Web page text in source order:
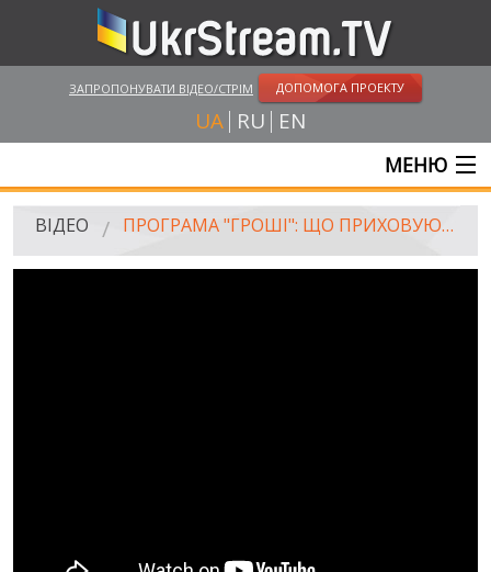
ЗАПРОПОНУВАТИ ВІДЕО/СТРІМ ДОПОМОГА ПРОЕКТУ
UA RU EN
МЕНЮ
ГОЛОВНА
ПУБЛІЧНІ ЛЮДИ
ВІДЕО ПРОГРАМА "ГРОШІ": ЩО ПРИХОВУЮТЬ ЕЛІТНІ РЕСТОРАНИ СТОЛИЦІ